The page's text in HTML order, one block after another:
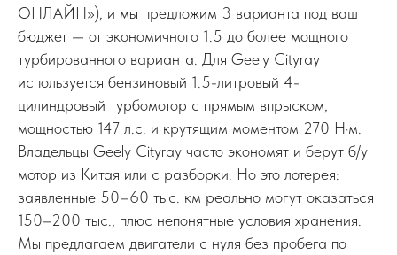
ОНЛАЙН»), и мы предложим 3 варианта под ваш
бюджет — от экономичного 1.5 до более мощного
турбированного варианта. Для Geely Cityray
используется бензиновый 1.5-литровый 4-
цилиндровый турбомотор с прямым впрыском,
мощностью 147 л.с. и крутящим моментом 270 Н·м.
Владельцы Geely Cityray часто экономят и берут б/у
мотор из Китая или с разборки. Но это лотерея:
заявленные 50–60 тыс. км реально могут оказаться
150–200 тыс., плюс непонятные условия хранения.
Мы предлагаем двигатели с нуля без пробега по